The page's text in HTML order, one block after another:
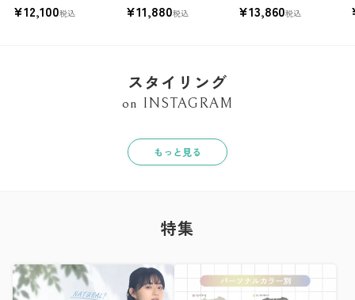
¥12,100税込 ¥11,880税込 ¥13,860税込
スタイリング
on INSTAGRAM
もっと見る
特集